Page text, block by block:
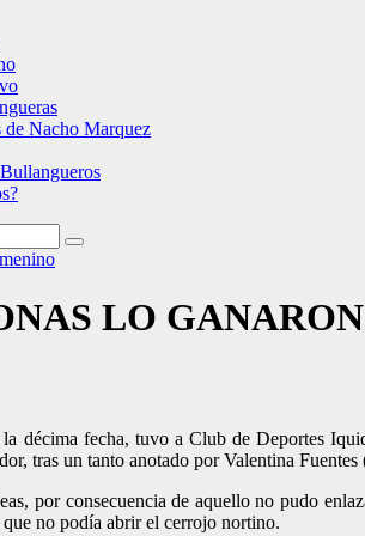
de Nacho Marquez
LO
décima fecha, tuvo a Club de Deportes
tras un tanto anotado por Valentina Fuentes
por consecuencia de aquello no pudo
no podía abrir el cerrojo nortino.